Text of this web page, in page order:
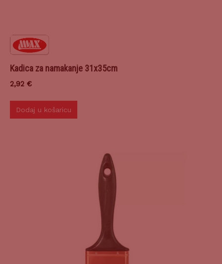
Kadica za namakanje 31x35cm
2,92 €
Dodaj u košaricu